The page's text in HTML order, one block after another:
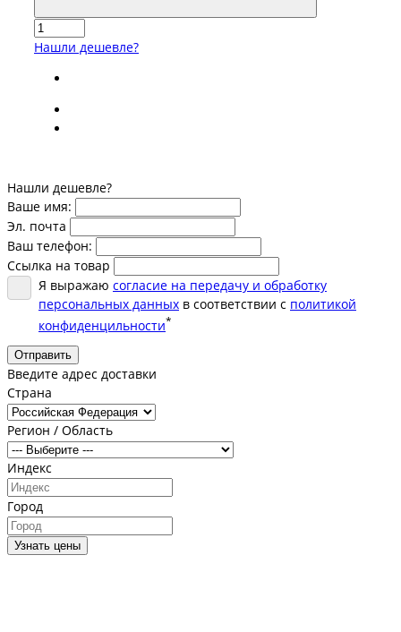
Нашли дешевле?
Нашли дешевле?
Ваше имя:
Эл. почта
Ваш телефон:
Ссылка на товар
Я выражаю согласие на передачу и обработку
персональных данных в соответствии с политикой
конфиденцильности*
Отправить
Введите адрес доставки
Страна
Регион / Область
Индекс
Город
Узнать цены